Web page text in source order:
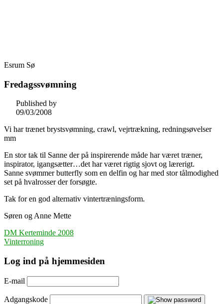
Esrum Sø
Fredagssvømning
Published by
09/03/2008
Vi har trænet brystsvømning, crawl, vejrtrækning, redningsøvelser
mm
En stor tak til Sanne der på inspirerende måde har været træner,
inspirator, igangsætter…det har været rigtig sjovt og lærerigt.
Sanne svømmer butterfly som en delfin og har med stor tålmodighed
set på hvalrosser der forsøgte.
Tak for en god alternativ vintertræningsform.
Søren og Anne Mette
Indlægsnavigation
DM Kerteminde 2008
Vinterroning
Log ind på hjemmesiden
E-mail
Adgangskode